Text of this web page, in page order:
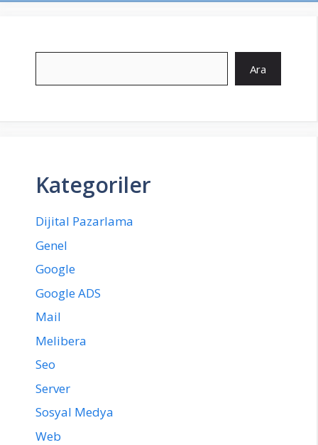
Ara
Kategoriler
Dijital Pazarlama
Genel
Google
Google ADS
Mail
Melibera
Seo
Server
Sosyal Medya
Web